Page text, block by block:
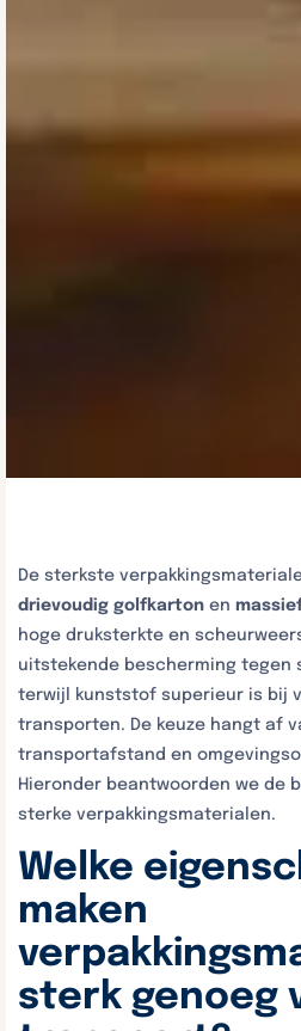
De sterkste
drievoudig golfkarton en
hoge druksterkte en
uitstekende bescherming tegen
terwijl kunststof superieur is bij
transporten. De keuze hangt af
transportafstand en
Hieronder beantwoorden we de
sterke verpakkingsmaterialen.
Welke
maken
sterk genoeg